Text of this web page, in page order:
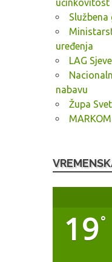
učinkovitost
Službena
uređenja
LAG
nabavu
Župa
19°